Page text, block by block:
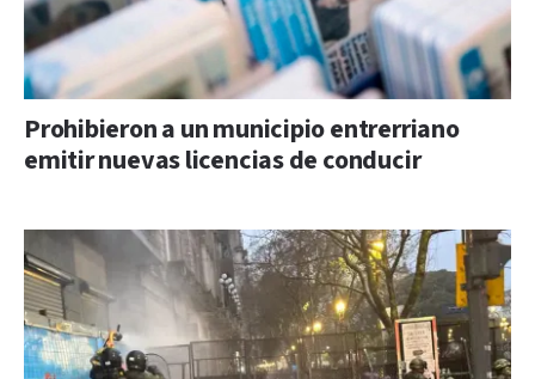
Prohibieron a un municipio entrerriano
emitir nuevas licencias de conducir